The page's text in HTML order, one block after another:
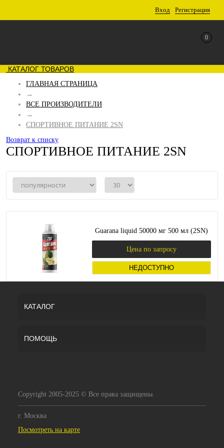
Вход Регистрация
0
КАТАЛОГ ТОВАРОВ
ГЛАВНАЯ СТРАНИЦА
→
ВСЕ ПРОИЗВОДИТЕЛИ
→
СПОРТИВНОЕ ПИТАНИЕ 2SN
Возврат к списку
СПОРТИВНОЕ ПИТАНИЕ 2SN
Guarana liquid 50000 мг 500 мл (2SN)
Цена по запросу
НЕДОСТУПНО
КАТАЛОГ
ПОМОЩЬ
Copyright 2005-2025 © Все права защищены.
г. Москва
Посмотреть на карте